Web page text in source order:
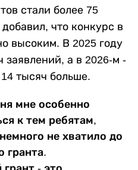
стали более 75
что конкурс в
высоким. В 2025 году
заявлений, а в 2026-м -
тысяч больше.
мне особенно
к тем ребятам,
не хватило до
гранта.